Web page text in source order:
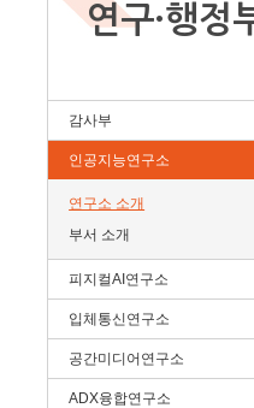
연구·행정
감사부
인공지능연구소
연구소 소개
부서 소개
피지컬AI연구소
입체통신연구소
공간미디어연구소
ADX융합연구소